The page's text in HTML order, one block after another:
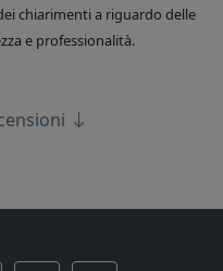
chiarimenti a riguardo delle
e professionalità.